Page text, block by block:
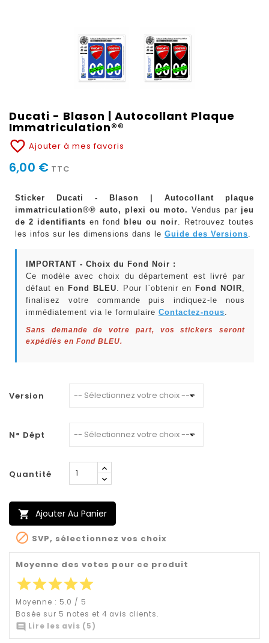
Ducati - Blason | Autocollant Plaque
Immatriculation®®
favorite_border Ajouter à mes favoris
6,00 € TTC
Sticker Ducati - Blason | Autocollant plaque
immatriculation®® auto, plexi ou moto. Vendus par jeu
de 2 identifiants en fond bleu ou noir. Retrouvez toutes
les infos sur les dimensions dans le Guide des Versions.
IMPORTANT - Choix du Fond Noir :
Ce modèle avec choix du département est livré par
défaut en Fond BLEU. Pour l`obtenir en Fond NOIR,
finalisez votre commande puis indiquez-le nous
immédiatement via le formulaire Contactez-nous.
Sans demande de votre part, vos stickers seront
expédiés en Fond BLEU.
Version
N° Dépt
Quantité
 Ajouter Au Panier
 SVP, sélectionnez vos choix
Moyenne des votes pour ce produit
starstarstarstarstar
Moyenne : 5.0 / 5
Basée sur 5 notes et 4 avis clients.
 Lire les avis (5)